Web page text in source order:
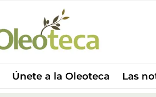
Únete a la Oleoteca Las